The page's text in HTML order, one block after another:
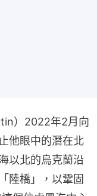
）2022年2月向
他眼中的潛在北
以北的烏克蘭沿
陸橋」，以鞏固